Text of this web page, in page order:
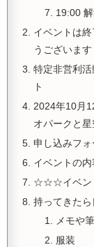
19:00
イベントは
うございま
特定非営利
ト
2024年10月
オパークと星
申し込みフ
イベントの内
☆☆☆イベン
持ってきた
メモや
服装